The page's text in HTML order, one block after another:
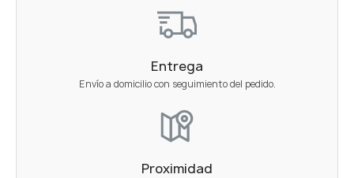
Entrega
Envío a domicilio con seguimiento del pedido.
Proximidad